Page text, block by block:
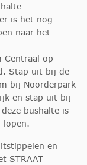
is het nog
naar het
Centraal op
Stap uit bij de
bij Noorderpark
en stap uit bij
bushalte is
lopen.
en
STRAAT